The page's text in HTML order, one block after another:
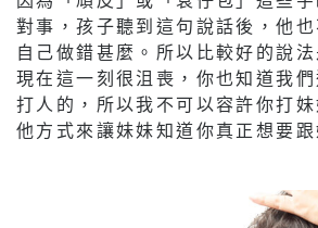
對事，孩子聽到這句說話後，他
自己做錯甚麼。所以比較好的說
現在這一刻很沮喪，你也知道我
打人的，所以我不可以容許你打
他方式來讓妹妹知道你真正想要跟